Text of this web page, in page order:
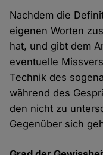
Nachdem die
eigenen Worten
hat, und gibt dem
eventuelle
Technik des
während des
den nicht zu
Gegenüber sich